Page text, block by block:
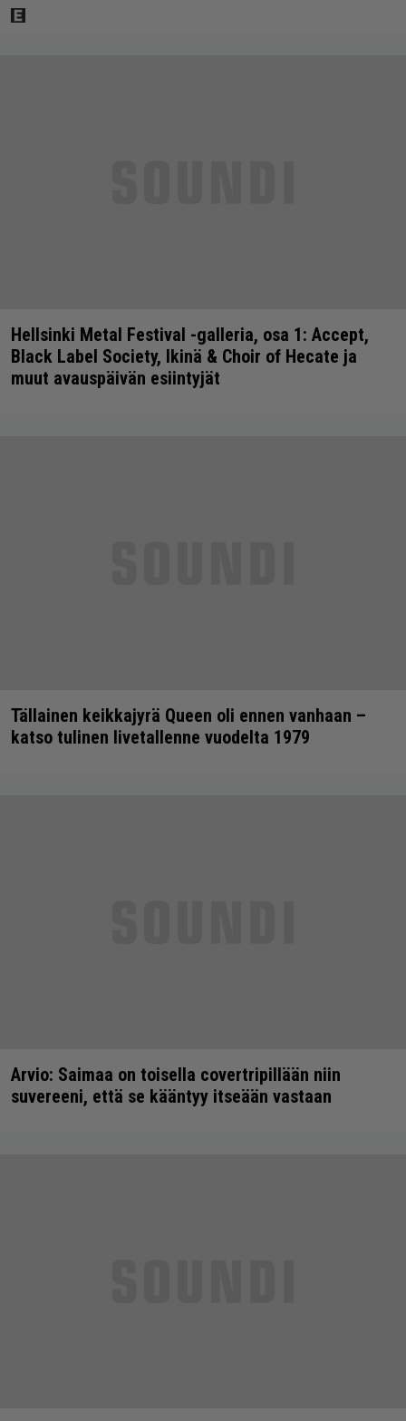
Hellsinki Metal Festival -galleria, osa 1: Accept,
Black Label Society, Ikinä & Choir of Hecate ja
muut avauspäivän esiintyjät
Tällainen keikkajyrä Queen oli ennen vanhaan –
katso tulinen livetallenne vuodelta 1979
Arvio: Saimaa on toisella covertripillään niin
suvereeni, että se kääntyy itseään vastaan